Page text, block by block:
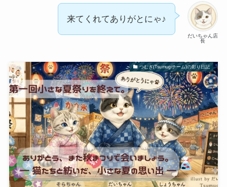
だいちゃん店
長
来てくれてありがとにゃ♪
つむぎ(Tsumugiチーム)の彩り日記